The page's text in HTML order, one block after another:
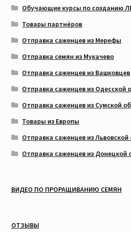
Обучающие курсы по созданию
Товары партнёров
Отправка саженцев из Мерефы
Отправка семян из Мукачево
Отправка саженцев из Вашковцев
Отправка саженцев из Одесской
Отправка саженцев из Сумской
Товары из Европы
Отправка саженцев из Львовской
Отправка саженцев из Донецкой
ВИДЕО ПО ПРОРАЩИВАНИЮ СЕМЯН
ОТЗЫВЫ